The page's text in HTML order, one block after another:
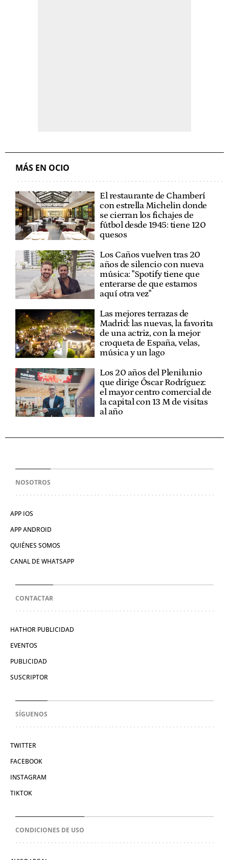
MÁS EN OCIO
El restaurante de Chamberí
con estrella Michelin donde
se cierran los fichajes de
fútbol desde 1945: tiene 120
quesos
Los Caños vuelven tras 20
años de silencio con nueva
música: "Spotify tiene que
enterarse de que estamos
aquí otra vez"
Las mejores terrazas de
Madrid: las nuevas, la favorita
de una actriz, con la mejor
croqueta de España, velas,
música y un lago
Los 20 años del Plenilunio
que dirige Óscar Rodríguez:
el mayor centro comercial de
la capital con 13 M de visitas
al año
NOSOTROS
APP IOS
APP ANDROID
QUIÉNES SOMOS
CANAL DE WHATSAPP
CONTACTAR
HATHOR PUBLICIDAD
EVENTOS
PUBLICIDAD
SUSCRIPTOR
SÍGUENOS
TWITTER
FACEBOOK
INSTAGRAM
TIKTOK
CONDICIONES DE USO